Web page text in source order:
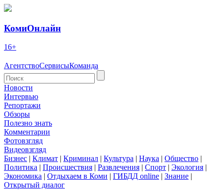
КомиОнлайн
16+
АгентствоСервисыКоманда
Новости
Интервью
Репортажи
Обзоры
Полезно знать
Комментарии
Фотовзгляд
Видеовзгляд
Бизнес | Климат | Криминал | Культура | Наука | Общество |
Политика | Происшествия | Развлечения | Спорт | Экология |
Экономика | Отдыхаем в Коми | ГИБДД online | Знание |
Открытый диалог